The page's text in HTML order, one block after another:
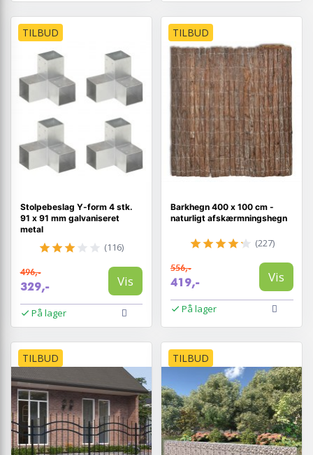
TILBUD
Stolpebeslag Y-form 4 stk.
91 x 91 mm galvaniseret
metal
(116)
496,-
329,- Vis
På lager
TILBUD
Barkhegn 400 x 100 cm -
naturligt afskærmningshegn
(227)
556,-
419,- Vis
På lager
TILBUD TILBUD